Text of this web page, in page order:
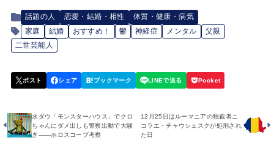
話題の人 恋愛・結婚・相性
体質・健康・病気
家庭
結婚 おすすめ！ 鬱 神経症 メンタル
父親
二世芸能人
水ダウ「モンスターハウス」でクロ
ちゃんにダメ出しも警察出動で大騒
ぎ――ホロスコープ考察
12月25日はルーマニアの独裁者ニ
コラエ・チャウシェスクが処刑され
た日